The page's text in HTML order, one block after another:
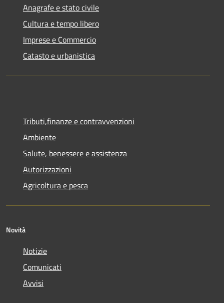
Anagrafe e stato civile
Cultura e tempo libero
Imprese e Commercio
Catasto e urbanistica
Tributi,finanze e contravvenzioni
Ambiente
Salute, benessere e assistenza
Autorizzazioni
Agricoltura e pesca
Novità
Notizie
Comunicati
Avvisi